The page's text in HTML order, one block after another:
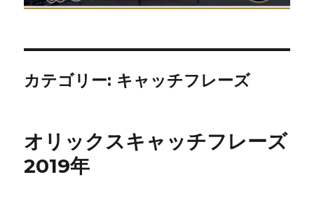
カテゴリー: キャッチフレーズ
オリックスキャッチフレーズ
2019年